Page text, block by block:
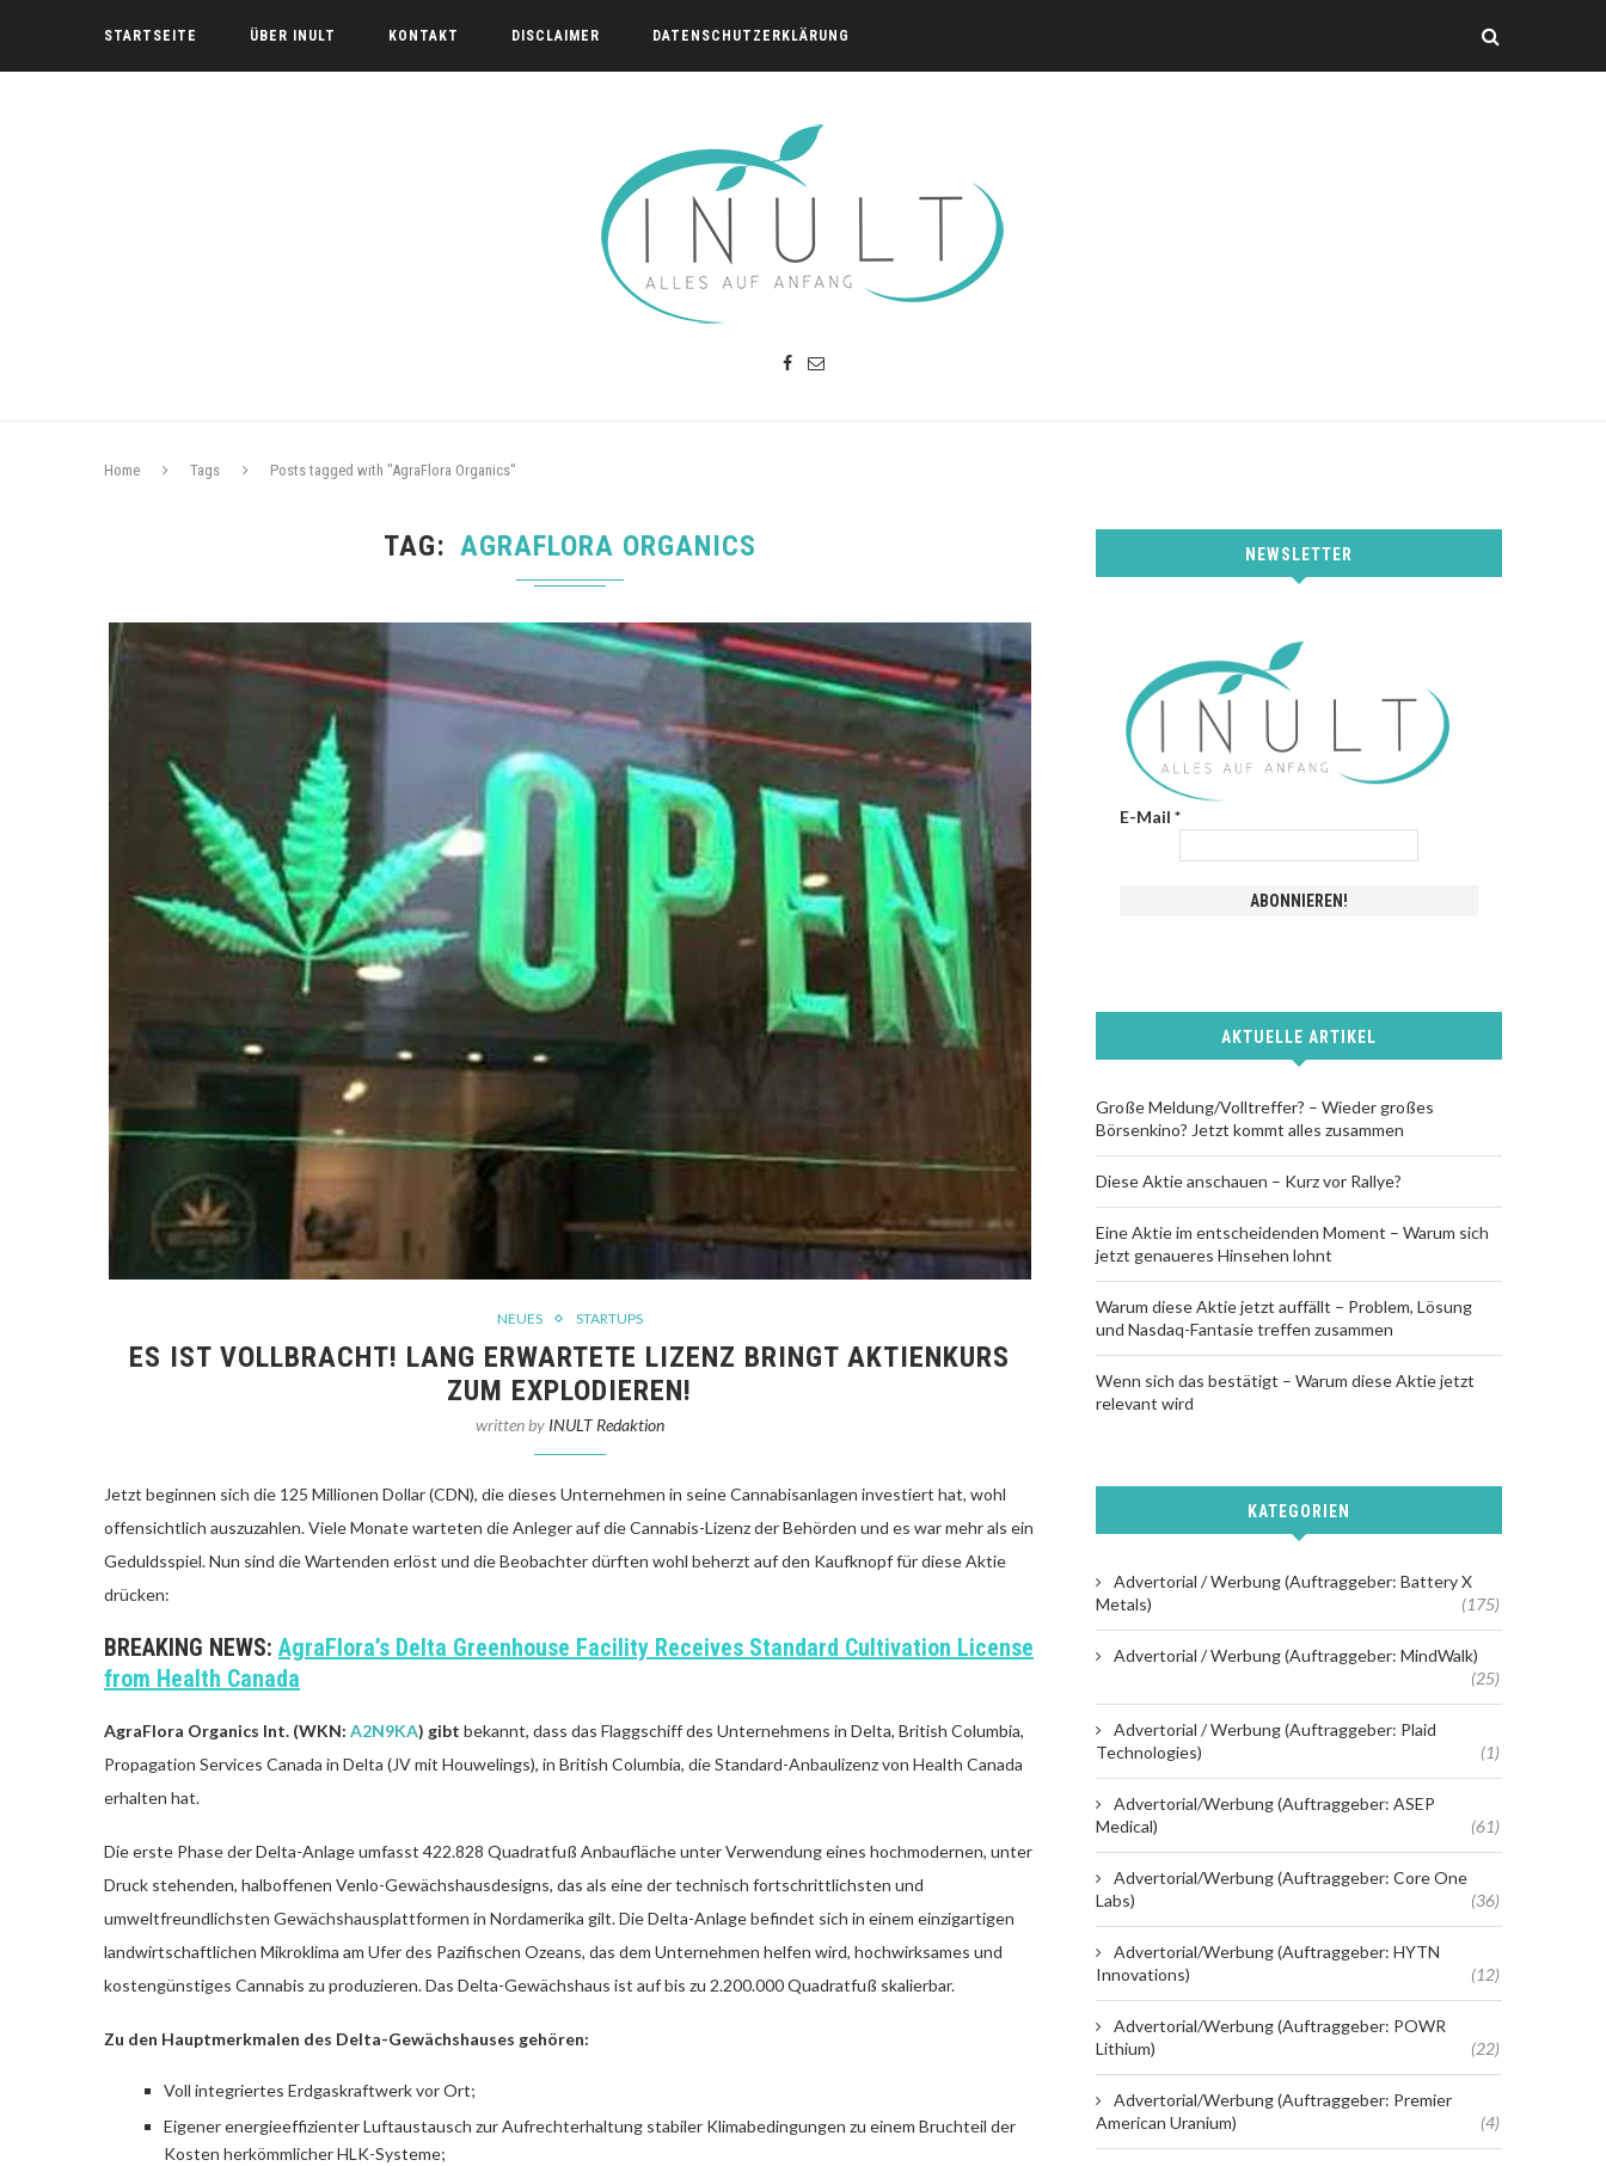
STARTSEITE ÜBER INULT KONTAKT DISCLAIMER DATENSCHUTZERKLÄRUNG
Home Tags Posts tagged with "AgraFlora Organics"
TAG AGRAFLORA ORGANICS
NEUES STARTUPS
ES IST VOLLBRACHT! LANG ERWARTETE LIZENZ BRINGT AKTIENKURS
ZUM EXPLODIEREN!
written by INULT Redaktion
Jetzt beginnen sich die 125 Millionen Dollar (CDN), die dieses Unternehmen in seine Cannabisanlagen investiert hat, wohl
offensichtlich auszuzahlen. Viele Monate warteten die Anleger auf die Cannabis-Lizenz der Behörden und es war mehr als ein
Geduldsspiel. Nun sind die Wartenden erlöst und die Beobachter dürften wohl beherzt auf den Kaufknopf für diese Aktie
drücken:
BREAKING NEWS: AgraFlora’s Delta Greenhouse Facility Receives Standard Cultivation License
from Health Canada
AgraFlora Organics Int. (WKN: A2N9KA) gibt bekannt, dass das Flaggschiff des Unternehmens in Delta, British Columbia,
Propagation Services Canada in Delta (JV mit Houwelings), in British Columbia, die Standard-Anbaulizenz von Health Canada
erhalten hat.
Die erste Phase der Delta-Anlage umfasst 422.828 Quadratfuß Anbaufläche unter Verwendung eines hochmodernen, unter
Druck stehenden, halboffenen Venlo-Gewächshausdesigns, das als eine der technisch fortschrittlichsten und
umweltfreundlichsten Gewächshausplattformen in Nordamerika gilt. Die Delta-Anlage befindet sich in einem einzigartigen
landwirtschaftlichen Mikroklima am Ufer des Pazifischen Ozeans, das dem Unternehmen helfen wird, hochwirksames und
kostengünstiges Cannabis zu produzieren. Das Delta-Gewächshaus ist auf bis zu 2.200.000 Quadratfuß skalierbar.
Zu den Hauptmerkmalen des Delta-Gewächshauses gehören:
Voll integriertes Erdgaskraftwerk vor Ort;
Eigener energieeffizienter Luftaustausch zur Aufrechterhaltung stabiler Klimabedingungen zu einem Bruchteil der
Kosten herkömmlicher HLK-Systeme;
NEWSLETTER
E-Mail *
AKTUELLE ARTIKEL
Große Meldung/Volltreffer? – Wieder großes
Börsenkino? Jetzt kommt alles zusammen
Diese Aktie anschauen – Kurz vor Rallye?
Eine Aktie im entscheidenden Moment – Warum sich
jetzt genaueres Hinsehen lohnt
Warum diese Aktie jetzt auffällt – Problem, Lösung
und Nasdaq-Fantasie treffen zusammen
Wenn sich das bestätigt – Warum diese Aktie jetzt
relevant wird
KATEGORIEN
Advertorial / Werbung (Auftraggeber: Battery X
Metals)
(175)
Advertorial / Werbung (Auftraggeber: MindWalk)
(25)
Advertorial / Werbung (Auftraggeber: Plaid
Technologies)
(1)
Advertorial/Werbung (Auftraggeber: ASEP
Medical)
(61)
Advertorial/Werbung (Auftraggeber: Core One
Labs)
(36)
Advertorial/Werbung (Auftraggeber: HYTN
Innovations)
(12)
Advertorial/Werbung (Auftraggeber: POWR
Lithium)
(22)
Advertorial/Werbung (Auftraggeber: Premier
American Uranium)
(4)